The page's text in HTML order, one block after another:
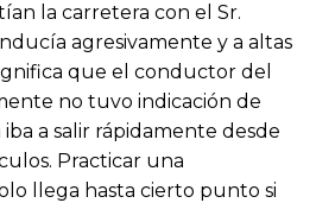
la carretera con el Sr.
agresivamente y a altas
que el conductor del
no tuvo indicación de
a salir rápidamente desde
Practicar una
llega hasta cierto punto si